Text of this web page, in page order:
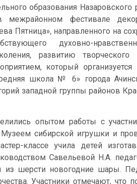
образования
межрайонном фестивале
Пятница», направленного на
духовно-
развитию творческого
который
школа № 6» города
западной группы районов
опытом работы с
Музеем сибирской игрушки и
классе учила детей
Савельевой Н.А.
из шерсти новогодние шары.
Участники отмечают, что